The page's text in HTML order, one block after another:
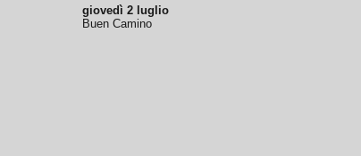
giovedì 2 luglio
Buen Camino